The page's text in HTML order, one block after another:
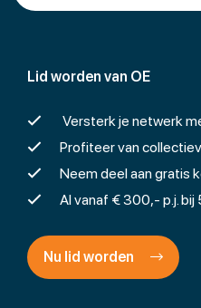
Lid worden van OE
Versterk je netwerk
Profiteer van
Neem deel aan gratis
Al vanaf € 300,- p.j. bij
Nu lid worden